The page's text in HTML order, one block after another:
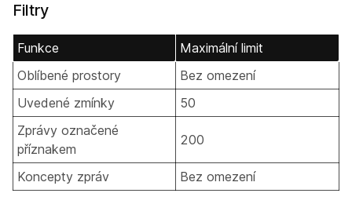
Filtry
Funkce
Maximální limit
Oblíbené prostory
Bez omezení
Uvedené zmínky
50
Zprávy označené
příznakem
200
Koncepty zpráv Bez omezení